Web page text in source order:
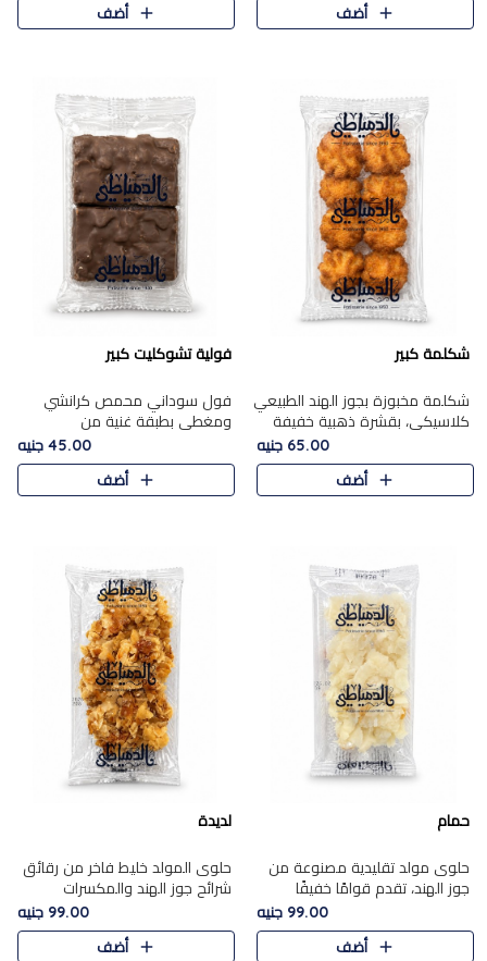
البسبوسة. تُخبز..
أضف
مزيج متوازن من القوام ..
أضف
شكلمة كبير
شكلمة مخبوزة بجوز الهند الطبيعي
كلاسيكي، بقشرة ذهبية خفيفة
وقلب طري رطب يذوب في الفم،
تمنحك المذاق الشرقي الحلو الأصيل
التقليدي في كل لقمة.
65.00 جنيه
أضف
فولية تشوكليت كبير
فول سوداني محمص كرانشي
ومغطى بطبقة غنية من
الشوكولاتة، يجمع بين طعم
القرمشة الأصيلة الكلاسكيكية
التقليدية للفول السوداني وحلاوة
45.00 جنيه
أضف
حمام
حلوى مولد تقليدية مصنوعة من
جوز الهند، تقدم قوامًا خفيفًا
ونكهة شرقية أصيلة تجسد روح
الـموسم الأعياد.
99.00 جنيه
أضف
لديدة
حلوى المولد خليط فاخر من رقائق
شرائح جوز الهند والمكسرات
المحمصة، متماسك بشراب حلاوة
الكراميل الخفيفة ليمنحك قرمشة
غنية ومذاقًا شرقيًا أصيلً..
99.00 جنيه
أضف